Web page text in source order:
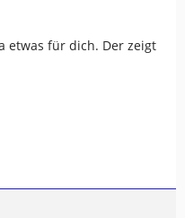
etwas für dich. Der zeigt